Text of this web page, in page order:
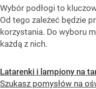
Wybór podłogi to
Od tego zależeć będzie
korzystania. Do wyboru
każdą z nich.
Latarenki i lampiony na
Szukasz pomysłów na